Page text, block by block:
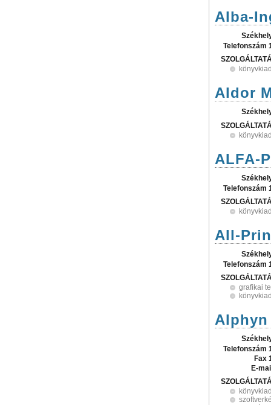
Alba-
Telefonszám
Aldor
ALFA-
Telefonszám
All-
Telefonszám
grafikai
Telefonszám
Fax
E-